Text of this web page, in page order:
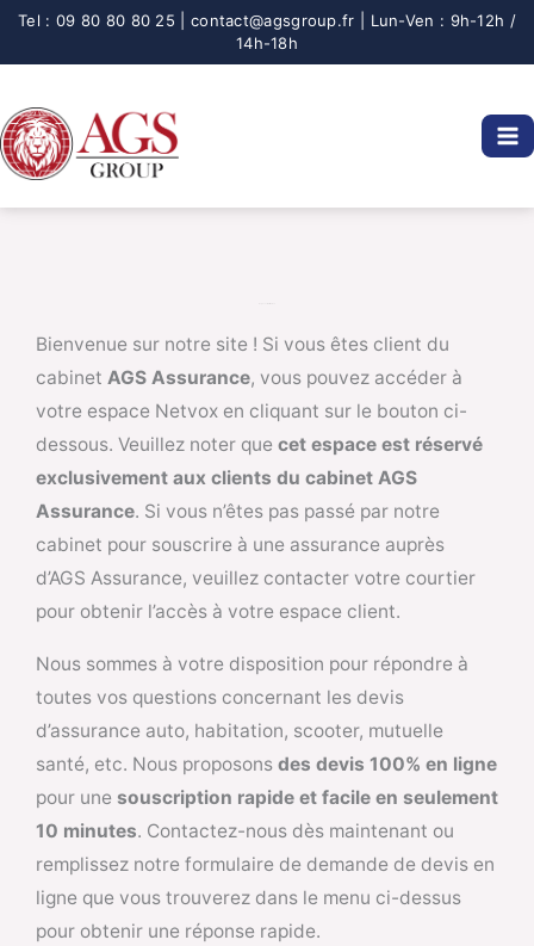
Aller
Bienvenue sur notre site ! Si vous êtes client du
cabinet AGS Assurance, vous pouvez accéder à
votre espace Netvox en cliquant sur le bouton ci-
dessous. Veuillez noter que cet espace est réservé
exclusivement aux clients du cabinet AGS
Assurance. Si vous n’êtes pas passé par notre
cabinet pour souscrire à une assurance auprès
d’AGS Assurance, veuillez contacter votre courtier
pour obtenir l’accès à votre espace client.
Nous sommes à votre disposition pour répondre à
toutes vos questions concernant les devis
d’assurance auto, habitation, scooter, mutuelle
santé, etc. Nous proposons des devis 100% en ligne
pour une souscription rapide et facile en seulement
10 minutes. Contactez-nous dès maintenant ou
remplissez notre formulaire de demande de devis en
ligne que vous trouverez dans le menu ci-dessus
pour obtenir une réponse rapide.